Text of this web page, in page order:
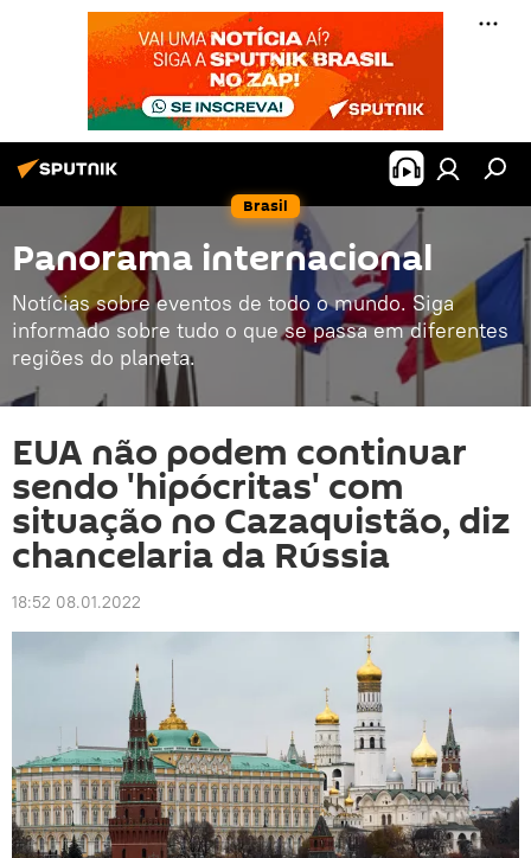
Brasil
Panorama internacional
Notícias sobre eventos de todo o mundo. Siga
informado sobre tudo o que se passa em diferentes
regiões do planeta.
EUA não podem continuar
sendo 'hipócritas' com
situação no Cazaquistão, diz
chancelaria da Rússia
18:52 08.01.2022